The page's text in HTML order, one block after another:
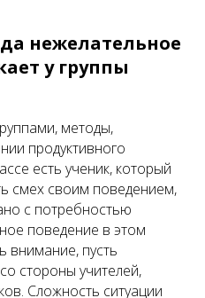
нежелательное
у группы
методы,
продуктивного
есть ученик, который
смех своим поведением,
с потребностью
поведение в этом
внимание, пусть
стороны учителей,
Сложность ситуации